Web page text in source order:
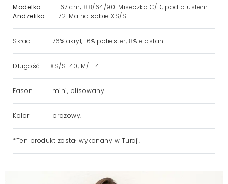
Modelka
Andżelika
167 cm; 88/64/90. Miseczka C/D, pod biustem
72. Ma na sobie XS/S.
Skład 76% akryl, 16% poliester, 8% elastan.
Długość XS/S-40, M/L-41.
Fason mini, plisowany.
Kolor brązowy.
*Ten produkt został wykonany w Turcji.